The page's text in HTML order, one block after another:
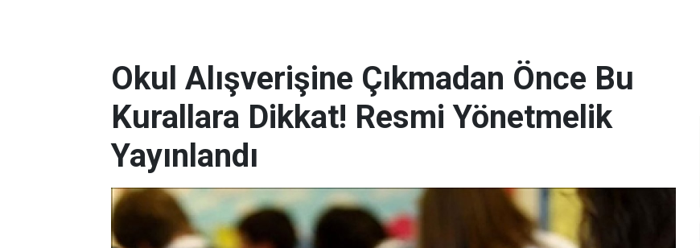
Okul Alışverişine Çıkmadan Önce Bu
Kurallara Dikkat! Resmi Yönetmelik
Yayınlandı